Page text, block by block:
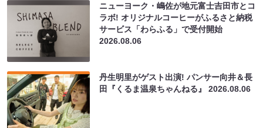
ニューヨーク・嶋佐が地元富士吉田市とコ
ラボ! オリジナルコーヒーがふるさと納税
サービス「わらふる」で受付開始
2026.08.06
丹生明里がゲスト出演! パンサー向井＆長
田『くるま温泉ちゃんねる』2026.08.06